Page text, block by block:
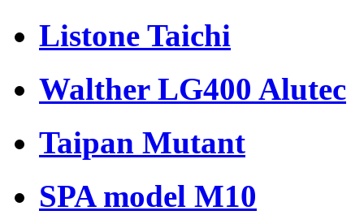
Listone Taichi
Walther LG400 Alutec
Taipan Mutant
SPA model M10